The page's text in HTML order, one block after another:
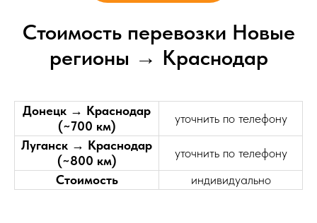
Стоимость перевозки Новые
регионы → Краснодар
Донецк → Краснодар
(~700 км)
уточнить по телефону
Луганск → Краснодар
(~800 км)
уточнить по телефону
Стоимость
индивидуально